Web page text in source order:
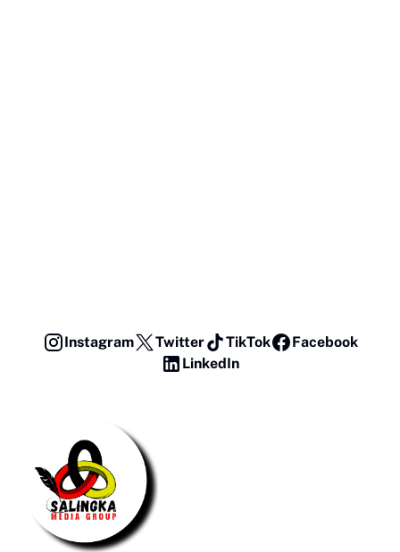
Instagram Twitter TikTok
Facebook
LinkedIn